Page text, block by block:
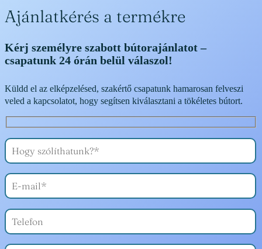
Ajánlatkérés a termékre
Kérj személyre szabott bútorajánlatot –
csapatunk 24 órán belül válaszol!
Küldd el az elképzelésed, szakértő csapatunk hamarosan felveszi
veled a kapcsolatot, hogy segítsen kiválasztani a tökéletes bútort.